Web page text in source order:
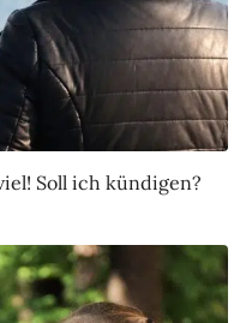
Soll ich kündigen?